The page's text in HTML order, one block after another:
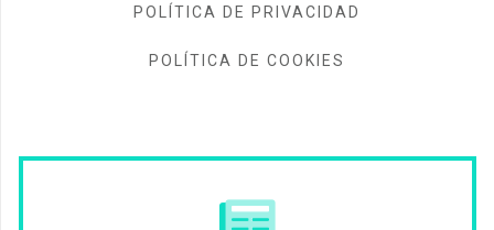
POLÍTICA DE PRIVACIDAD
POLÍTICA DE COOKIES